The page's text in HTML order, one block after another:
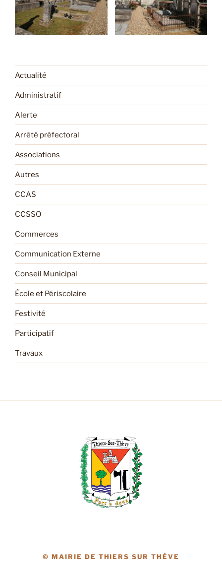
Actualité
Administratif
Alerte
Arrêté préfectoral
Associations
Autres
CCAS
CCSSO
Commerces
Communication Externe
Conseil Municipal
École et Périscolaire
Festivité
Participatif
Travaux
© MAIRIE DE THIERS SUR THÈVE